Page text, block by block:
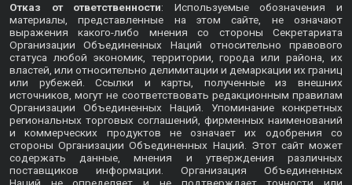
Отказ от ответственности: Используемые обозначения и
материалы, представленные на этом сайте, не означают
выражения какого-либо мнения со стороны Секретариата
Организации Объединенных Наций относительно правового
статуса любой экономик, территории, города или района, их
властей, или относительно делимитации и демаркации их границ
или рубежей. Ссылки и карты, полученные из внешних
источников, могут не соответствовать редакционным правилам
Организации Объединенных Наций. Упоминание конкретных
региональных торговых соглашений, фирменных наименований
и коммерческих продуктов не означает их одобрения со
стороны Организации Объединенных Наций. Этот сайт может
содержать данные, мнения и утверждения различных
поставщиков информации. Организация Объединенных